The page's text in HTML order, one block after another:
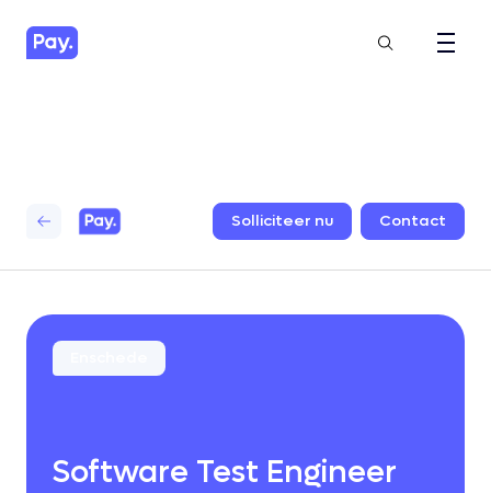
Solliciteer nu Contact
Software Test Engineer